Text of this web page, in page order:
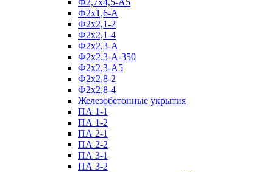
Ф2х1,6-А
Ф2х2,1-2
Ф2х2,1-4
Ф2х2,3-А
Ф2х2,3-А-350
Ф2х2,3-А5
Ф2х2,8-2
Ф2х2,8-4
Железобетонные укрытия
ПА 1-1
ПА 1-2
ПА 2-1
ПА 2-2
ПА 3-1
ПА 3-2